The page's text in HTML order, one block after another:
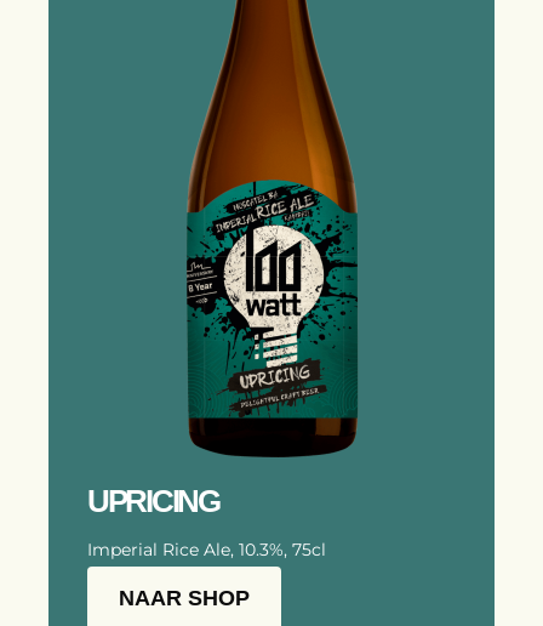
UPRICING
Imperial Rice Ale, 10.3%, 75cl
NAAR SHOP